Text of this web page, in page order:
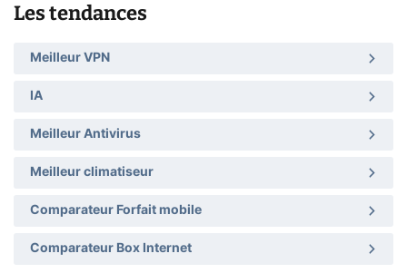
Les tendances
Meilleur VPN
IA
Meilleur Antivirus
Meilleur climatiseur
Comparateur Forfait mobile
Comparateur Box Internet